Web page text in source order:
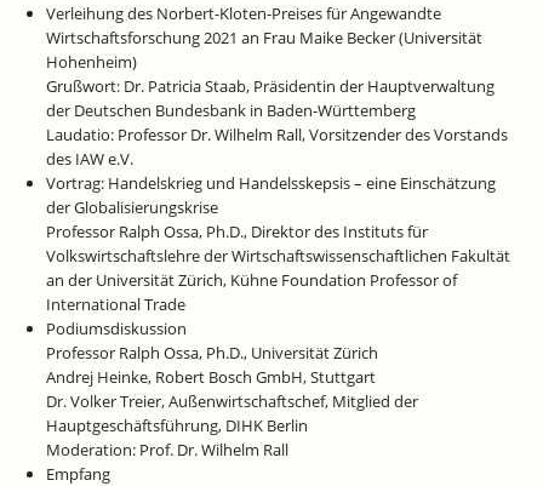
Verleihung des Norbert-Kloten-Preises für Angewandte
Wirtschaftsforschung 2021 an Frau Maike Becker (Universität
Hohenheim)
Grußwort: Dr. Patricia Staab, Präsidentin der Hauptverwaltung
der Deutschen Bundesbank in Baden-Württemberg
Laudatio: Professor Dr. Wilhelm Rall, Vorsitzender des Vorstands
des IAW e.V.
Vortrag: Handelskrieg und Handelsskepsis – eine Einschätzung
der Globalisierungskrise
Professor Ralph Ossa, Ph.D., Direktor des Instituts für
Volkswirtschaftslehre der Wirtschaftswissenschaftlichen Fakultät
an der Universität Zürich, Kühne Foundation Professor of
International Trade
Podiumsdiskussion
Professor Ralph Ossa, Ph.D., Universität Zürich
Andrej Heinke, Robert Bosch GmbH, Stuttgart
Dr. Volker Treier, Außenwirtschaftschef, Mitglied der
Hauptgeschäftsführung, DIHK Berlin
Moderation: Prof. Dr. Wilhelm Rall
Empfang